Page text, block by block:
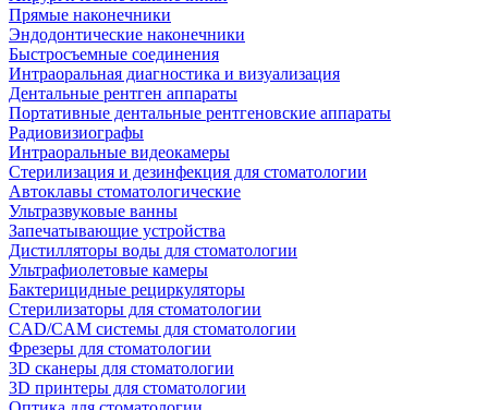
Прямые наконечники
Эндодонтические наконечники
Быстросъемные соединения
Интраоральная диагностика и визуализация
Дентальные рентген аппараты
Портативные дентальные рентгеновские аппараты
Радиовизиографы
Интраоральные видеокамеры
Стерилизация и дезинфекция для стоматологии
Автоклавы стоматологические
Ультразвуковые ванны
Запечатывающие устройства
Дистилляторы воды для стоматологии
Ультрафиолетовые камеры
Бактерицидные рециркуляторы
Стерилизаторы для стоматологии
CAD/CAM системы для стоматологии
Фрезеры для стоматологии
3D cканеры для стоматологии
3D принтеры для стоматологии